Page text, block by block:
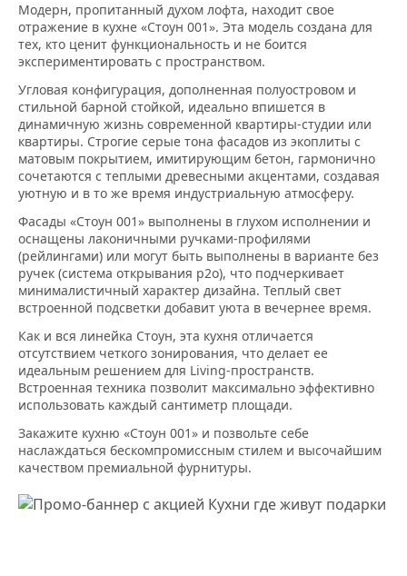
Модерн, пропитанный духом лофта, находит свое
отражение в кухне «Стоун 001». Эта модель создана для
тех, кто ценит функциональность и не боится
экспериментировать с пространством.
Угловая конфигурация, дополненная полуостровом и
стильной барной стойкой, идеально впишется в
динамичную жизнь современной квартиры-студии или
квартиры. Строгие серые тона фасадов из экоплиты с
матовым покрытием, имитирующим бетон, гармонично
сочетаются с теплыми древесными акцентами, создавая
уютную и в то же время индустриальную атмосферу.
Фасады «Стоун 001» выполнены в глухом исполнении и
оснащены лаконичными ручками-профилями
(рейлингами) или могут быть выполнены в варианте без
ручек (система открывания р2о), что подчеркивает
минималистичный характер дизайна. Теплый свет
встроенной подсветки добавит уюта в вечернее время.
Как и вся линейка Стоун, эта кухня отличается
отсутствием четкого зонирования, что делает ее
идеальным решением для Living-пространств.
Встроенная техника позволит максимально эффективно
использовать каждый сантиметр площади.
Закажите кухню «Стоун 001» и позвольте себе
наслаждаться бескомпромиссным стилем и высочайшим
качеством премиальной фурнитуры.